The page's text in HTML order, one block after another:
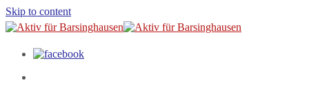
Skip to content